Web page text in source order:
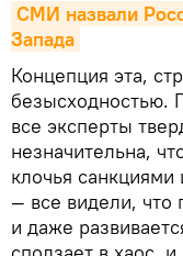
СМИ назвали
Запада
Концепция эта,
безысходностью.
все эксперты
незначительна,
клочья санкциями
— все видели, что
и даже